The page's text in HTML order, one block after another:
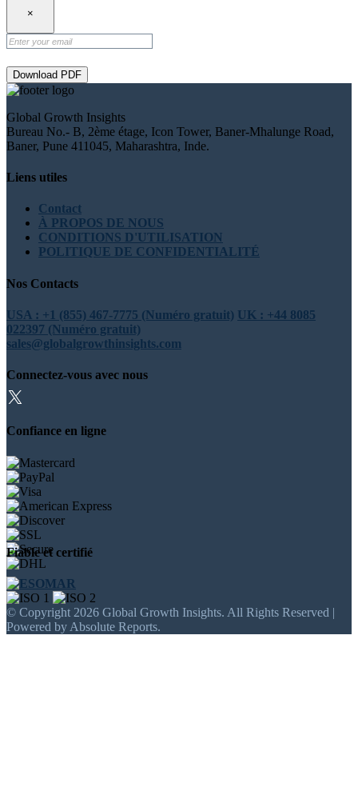
×
Download PDF
Global Growth Insights
Bureau No.- B, 2ème étage, Icon Tower, Baner-Mhalunge Road,
Baner, Pune 411045, Maharashtra, Inde.
Liens utiles
Contact
À PROPOS DE NOUS
CONDITIONS D'UTILISATION
POLITIQUE DE CONFIDENTIALITÉ
Nos Contacts
USA : +1 (855) 467-7775 (Numéro gratuit) UK : +44 8085
022397 (Numéro gratuit)
sales@globalgrowthinsights.com
Connectez-vous avec nous
Confiance en ligne
Fiable et certifié
© Copyright 2026 Global Growth Insights. All Rights Reserved |
Powered by Absolute Reports.